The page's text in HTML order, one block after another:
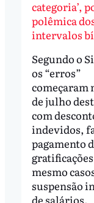
categoria’,
polêmica
intervalos
Segundo o
os “erros”
começaram
de julho
com
indevidos,
pagamento
gratificações
mesmo
suspensão
de salários.